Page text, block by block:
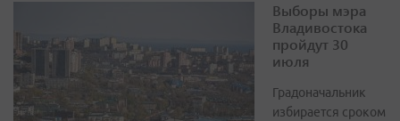
Выборы мэра
Владивостока
пройдут 30
июля
Градоначальник
избирается сроком